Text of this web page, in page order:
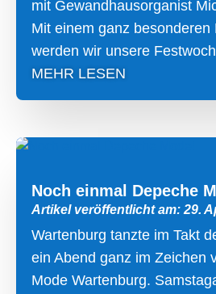
mit Gewandhausorganist
Mit einem ganz besonderen
werden wir unsere
MEHR LESEN
Noch einmal Depeche
Artikel veröffentlicht am: 29.
Wartenburg tanzte im Takt
ein Abend ganz im Zeichen
Mode Wartenburg.